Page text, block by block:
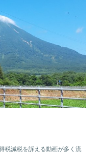
税減税を訴える動画が多く流